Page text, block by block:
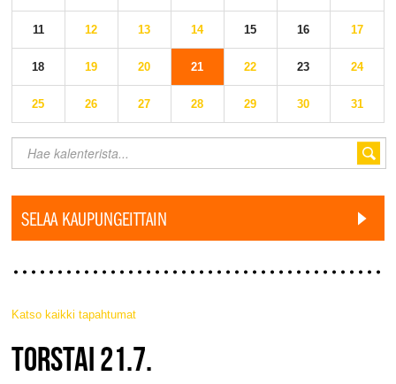
11 12 13 14 15 16 17
18 19 20 21 22 23 24
25 26 27 28 29 30 31
SELAA KAUPUNGEITTAIN
Katso kaikki tapahtumat
JAZZ FINLAND LIVE
TORSTAI 21.7.